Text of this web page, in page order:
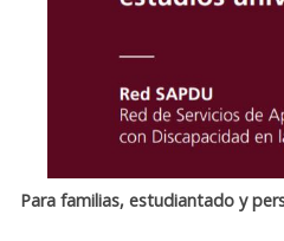
Para familias, estudiantado y